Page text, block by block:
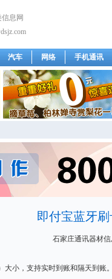
息网
汽车 网络 手机通讯
即付宝蓝牙
石家庄通讯器材
持实时到账和隔天到账。带